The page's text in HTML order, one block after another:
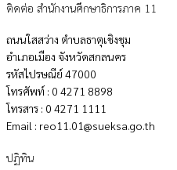
ติดต่อ สำนักงานศึกษาธิการภาค 11
ถนนใสสว่าง ตำบลธาตุเชิงชุม
อำเภอเมือง จังหวัดสกลนคร
รหัสไปรษณีย์ 47000
โทรศัพท์ : 0 4271 8898
โทรสาร : 0 4271 1111
Email : reo11.01@sueksa.go.th
ปฏิทิน